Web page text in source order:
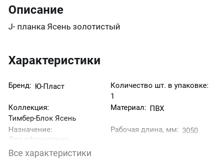
Описание
J- планка Ясень золотистый
Характеристики
Бренд: Ю-Пласт
Количество шт. в упаковке:
1
Коллекция:
Тимбер-Блок Ясень
Материал: ПВХ
Назначение:
Для оформления
оконных и дверных
проемов.
Рабочая длина, мм: 3050
Все характеристики